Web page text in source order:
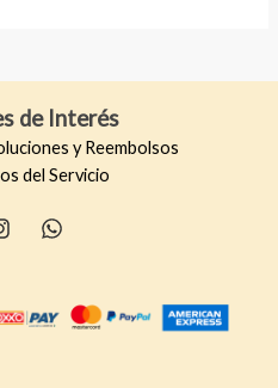
de Interés
y Reembolsos
del Servicio